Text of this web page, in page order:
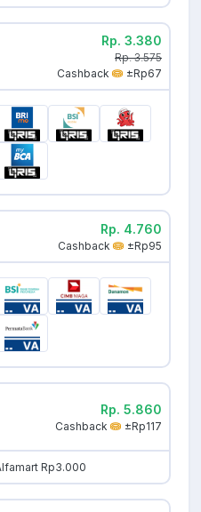
Rp. 3.380
Rp. 3.575
Cashback
±Rp67
Rp. 4.760
Cashback ±Rp95
Rp. 5.860
Cashback ±Rp117
Rp3.000